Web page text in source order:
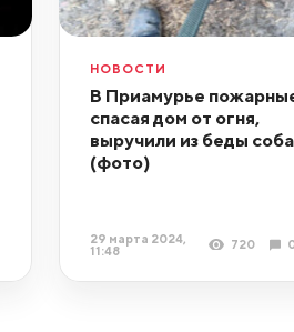
НОВОСТИ
В Приамурье
спасая дом от огня,
выручили из беды
(фото)
29 марта 2024,
11:48
720